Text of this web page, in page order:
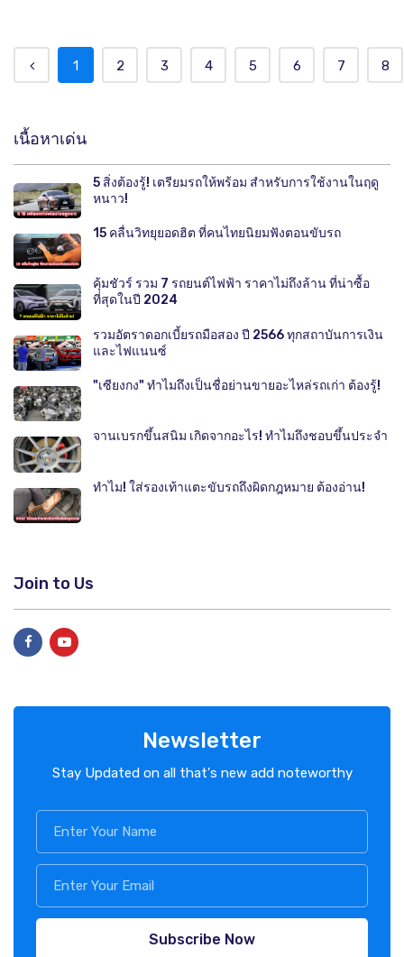
1 2 3 4 5 6 7 8
เนื้อหาเด่น
5 สิ่งต้องรู้! เตรียมรถให้พร้อม สำหรับการใช้งานในฤดู
หนาว!
15 คลื่นวิทยุยอดฮิต ที่คนไทยนิยมฟังตอนขับรถ
คุ้มชัวร์ รวม 7 รถยนต์ไฟฟ้า ราคาไม่ถึงล้าน ที่น่าซื้อ
ที่สุดในปี 2024
รวมอัตราดอกเบี้ยรถมือสอง ปี 2566 ทุกสถาบันการเงิน
และไฟแนนซ์
"เซียงกง" ทำไมถึงเป็นชื่อย่านขายอะไหล่รถเก่า ต้องรู้!
จานเบรกขึ้นสนิม เกิดจากอะไร! ทำไมถึงชอบขึ้นประจำ
ทำไม! ใส่รองเท้าแตะขับรถถึงผิดกฎหมาย ต้องอ่าน!
Join to Us
Newsletter
Stay Updated on all that's new add noteworthy
Subscribe Now